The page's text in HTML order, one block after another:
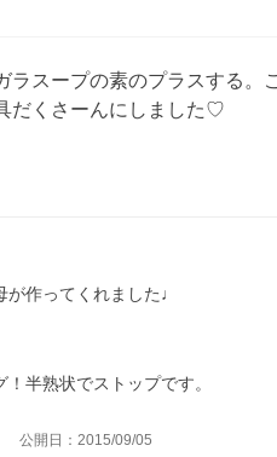
ラスープの素のプラスする。
だくさーんにしました♡
が作ってくれました♩
半熟状でストップです。
公開日：2015/09/05